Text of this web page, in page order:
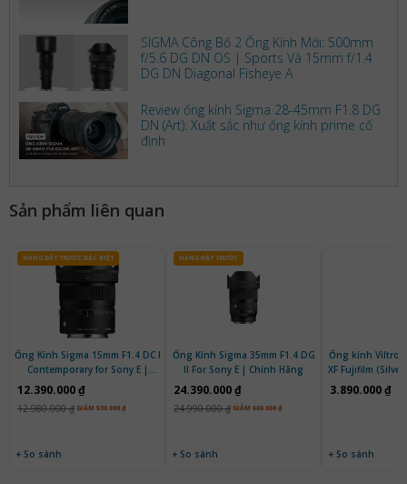
SIGMA Công Bố 2 Ống Kính Mới: 500mm
f/5.6 DG DN OS | Sports Và 15mm f/1.4
DG DN Diagonal Fisheye A
Review ống kính Sigma 28-45mm F1.8 DG
DN (Art): Xuất sắc như ống kính prime cố
định
Sản phẩm liên quan
Ống Kính Sigma 15mm F1.4 DC I
Contemporary for Sony E |
Chính Hãng
12.390.000 ₫
12.980.000 ₫ GIẢM 590.000 ₫
+ So sánh
HÀNG ĐẶT TRƯỚC ĐẶC BIỆT
Ống Kính Sigma 35mm F1.4 DG
II For Sony E | Chính Hãng
24.390.000 ₫
24.990.000 ₫ GIẢM 600.000 ₫
+ So sánh
HÀNG ĐẶT TRƯỚC
Ống kính Viltrox
XF Fujifilm
3.890.000 ₫
+ So sánh